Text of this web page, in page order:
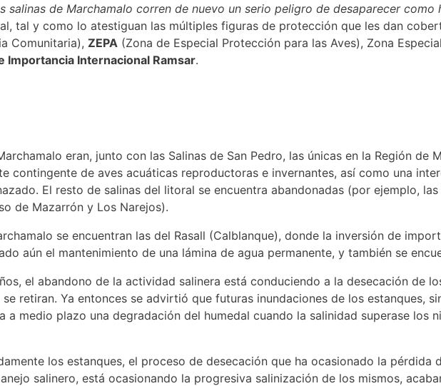
salinas de Marchamalo corren de nuevo un serio peligro de desaparecer como
tal y como lo atestiguan las múltiples figuras de protección que les dan
Comunitaria), ZEPA (Zona de Especial Protección para las Aves), Zona
Importancia Internacional Ramsar.
eran, junto con las Salinas de San Pedro, las únicas en la Región de
contingente de aves acuáticas reproductoras e invernantes, así como una
El resto de salinas del litoral se encuentra abandonadas (por ejemplo,
de Mazarrón y Los Narejos).
se encuentran las del Rasall (Calblanque), donde la inversión de
aún el mantenimiento de una lámina de agua permanente, y también se
el abandono de la actividad salinera está conduciendo a la desecación de
retiran. Ya entonces se advirtió que futuras inundaciones de los estanques,
a medio plazo una degradación del humedal cuando la salinidad superase los
los estanques, el proceso de desecación que ha ocasionado la pérdida
salinero, está ocasionando la progresiva salinización de los mismos,